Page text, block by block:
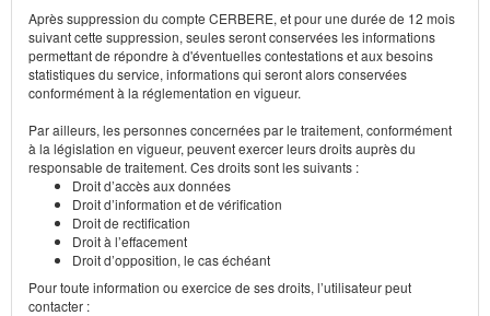
Après suppression du compte CERBERE, et pour une durée de 12 mois
suivant cette suppression, seules seront conservées les informations
permettant de répondre à d'éventuelles contestations et aux besoins
statistiques du service, informations qui seront alors conservées
conformément à la réglementation en vigueur.
Par ailleurs, les personnes concernées par le traitement, conformément
à la législation en vigueur, peuvent exercer leurs droits auprès du
responsable de traitement. Ces droits sont les suivants :
Droit d’accès aux données
Droit d’information et de vérification
Droit de rectification
Droit à l’effacement
Droit d’opposition, le cas échéant
Pour toute information ou exercice de ses droits, l’utilisateur peut
contacter :